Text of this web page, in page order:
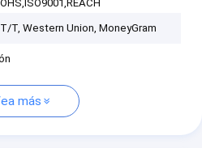
T, Western Union, MoneyGram
más